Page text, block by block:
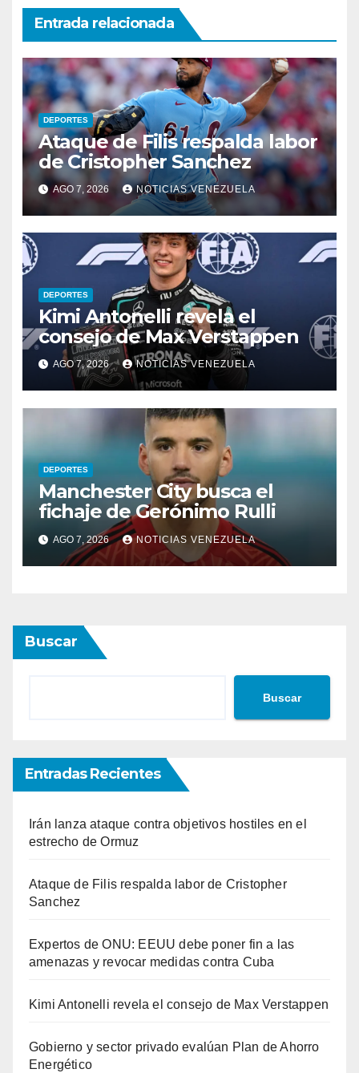
Entrada relacionada
DEPORTES
Ataque de Filis respalda labor
de Cristopher Sanchez
AGO 7, 2026 NOTICIAS VENEZUELA
DEPORTES
Kimi Antonelli revela el
consejo de Max Verstappen
AGO 7, 2026 NOTICIAS VENEZUELA
DEPORTES
Manchester City busca el
fichaje de Gerónimo Rulli
AGO 7, 2026 NOTICIAS VENEZUELA
Buscar
Buscar
Entradas Recientes
Irán lanza ataque contra objetivos hostiles en el
estrecho de Ormuz
Ataque de Filis respalda labor de Cristopher
Sanchez
Expertos de ONU: EEUU debe poner fin a las
amenazas y revocar medidas contra Cuba
Kimi Antonelli revela el consejo de Max Verstappen
Gobierno y sector privado evalúan Plan de Ahorro
Energético